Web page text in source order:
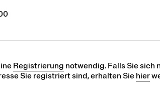
Registrierung notwendig. Falls Sie sich
Sie registriert sind, erhalten Sie hier